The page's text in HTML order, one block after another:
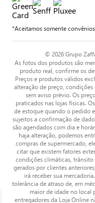
*Aceitamos somente
© 2026 Grupo
As fotos dos produtos são
produto real, confirme os
Preços e produtos válidos
alteração de preço,
sem aviso prévio. Os
praticados nas lojas físicas.
de estoque quando o pedido
sujeitos a confirmação de
são agendados com dia e
haja alteração, podemos
compras de supermercado,
citar que existem fatores
condições climáticas, trânsito
gerados por clientes
irá receber sua
tolerância de atraso de, em
maior de idade no local
entregadores da Loja Online